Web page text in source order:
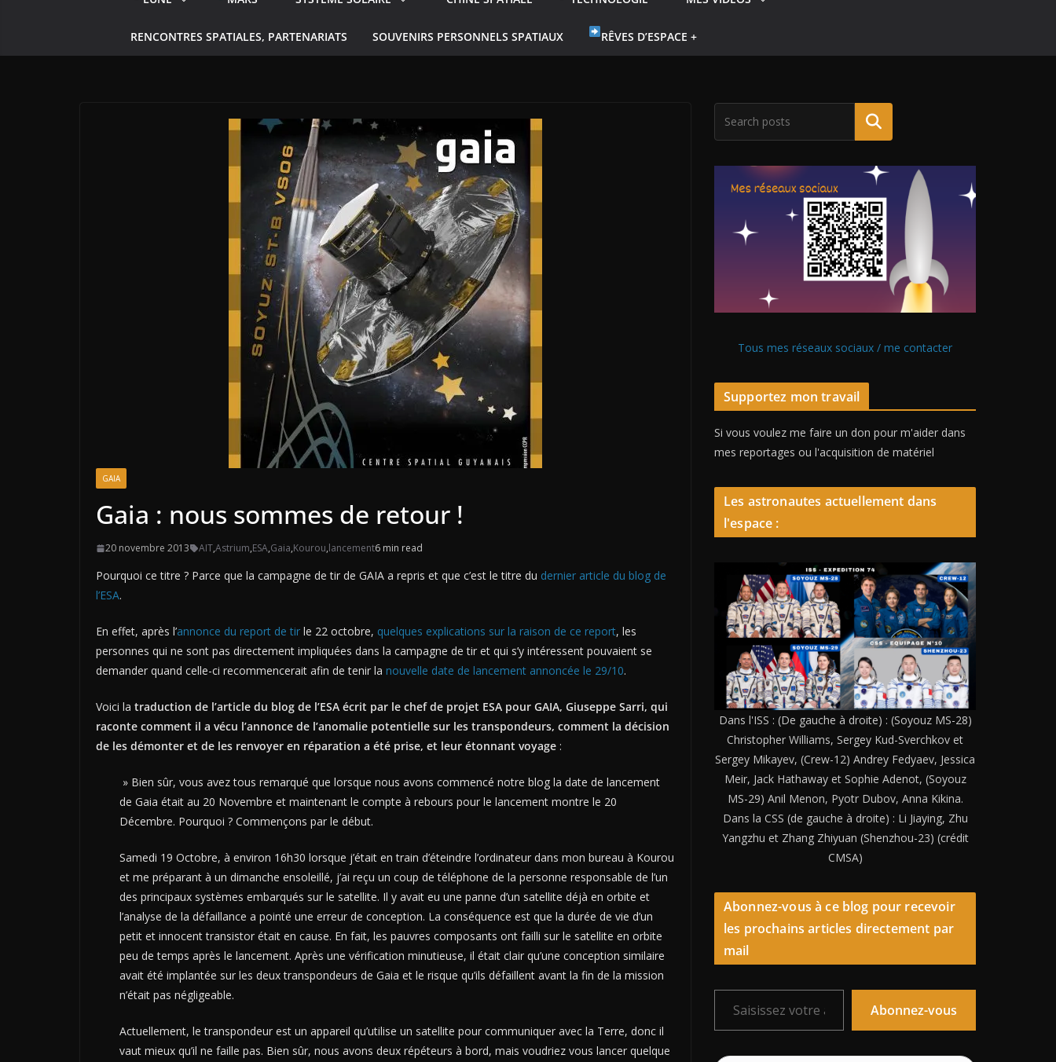
RENCONTRES SPATIALES, PARTENARIATS SOUVENIRS PERSONNELS SPATIAUX RÊVES D’ESPACE +
GAIA
Gaia : nous sommes de retour !
20 novembre 2013 AIT,Astrium,ESA,Gaia,Kourou,lancement6 min read
Pourquoi ce titre ? Parce que la campagne de tir de GAIA a repris et que c’est le titre du dernier article du blog de
l’ESA.
En effet, après l’annonce du report de tir le 22 octobre, quelques explications sur la raison de ce report, les
personnes qui ne sont pas directement impliquées dans la campagne de tir et qui s’y intéressent pouvaient se
demander quand celle-ci recommencerait afin de tenir la nouvelle date de lancement annoncée le 29/10.
Voici la traduction de l’article du blog de l’ESA écrit par le chef de projet ESA pour GAIA, Giuseppe Sarri, qui
raconte comment il a vécu l’annonce de l’anomalie potentielle sur les transpondeurs, comment la décision
de les démonter et de les renvoyer en réparation a été prise, et leur étonnant voyage :
» Bien sûr, vous avez tous remarqué que lorsque nous avons commencé notre blog la date de lancement
de Gaia était au 20 Novembre et maintenant le compte à rebours pour le lancement montre le 20
Décembre. Pourquoi ? Commençons par le début.
Samedi 19 Octobre, à environ 16h30 lorsque j’était en train d’éteindre l’ordinateur dans mon bureau à Kourou
et me préparant à un dimanche ensoleillé, j’ai reçu un coup de téléphone de la personne responsable de l’un
des principaux systèmes embarqués sur le satellite. Il y avait eu une panne d’un satellite déjà en orbite et
l’analyse de la défaillance a pointé une erreur de conception. La conséquence est que la durée de vie d’un
petit et innocent transistor était en cause. En fait, les pauvres composants ont failli sur le satellite en orbite
peu de temps après le lancement. Après une vérification minutieuse, il était clair qu’une conception similaire
avait été implantée sur les deux transpondeurs de Gaia et le risque qu’ils défaillent avant la fin de la mission
n’était pas négligeable.
Actuellement, le transpondeur est un appareil qu’utilise un satellite pour communiquer avec la Terre, donc il
vaut mieux qu’il ne faille pas. Bien sûr, nous avons deux répéteurs à bord, mais voudriez vous lancer quelque
Tous mes réseaux sociaux / me contacter
Supportez mon travail
Si vous voulez me faire un don pour m'aider dans
mes reportages ou l'acquisition de matériel
Les astronautes actuellement dans
l'espace :
Dans l'ISS : (De gauche à droite) : (Soyouz MS-28)
Christopher Williams, Sergey Kud-Sverchkov et
Sergey Mikayev, (Crew-12) Andrey Fedyaev, Jessica
Meir, Jack Hathaway et Sophie Adenot, (Soyouz
MS-29) Anil Menon, Pyotr Dubov, Anna Kikina.
Dans la CSS (de gauche à droite) : Li Jiaying, Zhu
Yangzhu et Zhang Zhiyuan (Shenzhou-23) (crédit
CMSA)
Abonnez-vous à ce blog pour recevoir
les prochains articles directement par
mail
Saisissez votre adresse e-mail…
Abonnez-vous